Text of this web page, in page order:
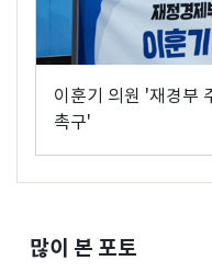
이훈기 의원 '재경부
촉구'
많이 본 포토